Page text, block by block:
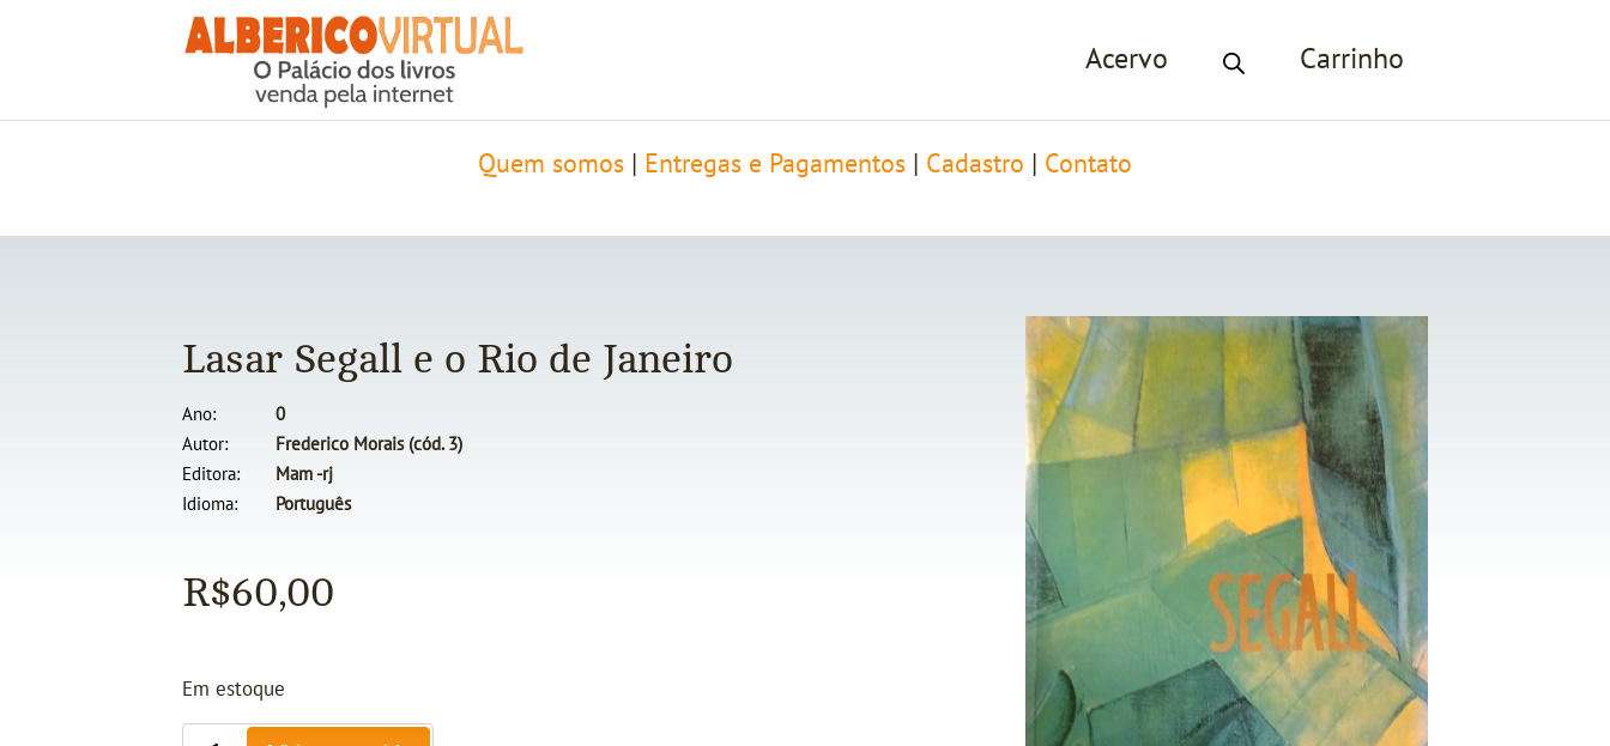
Acervo Carrinho
Quem somos Entregas e Pagamentos Cadastro Contato
Lasar Segall e o Rio de Janeiro
Ano
0
Autor
Frederico Morais (cód. 3)
Editora
Mam -rj
Idioma
Português
R$60,00
Em estoque